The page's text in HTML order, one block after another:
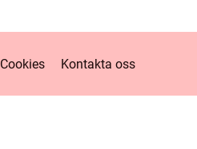
Cookies Kontakta oss